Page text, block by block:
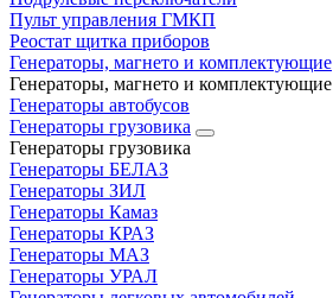
Пульт управления ГМКП
Реостат щитка приборов
Генераторы, магнето и комплектующие
Генераторы, магнето и комплектующие
Генераторы автобусов
Генераторы грузовика
Генераторы грузовика
Генераторы БЕЛАЗ
Генераторы ЗИЛ
Генераторы Камаз
Генераторы КРАЗ
Генераторы МАЗ
Генераторы УРАЛ